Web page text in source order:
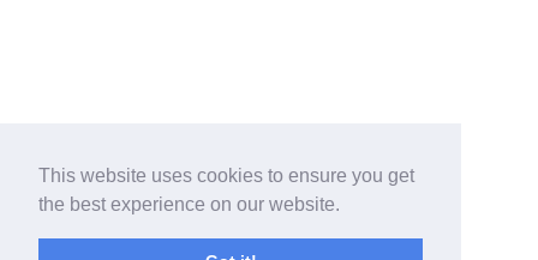
This website uses cookies to ensure you get
the best experience on our website.